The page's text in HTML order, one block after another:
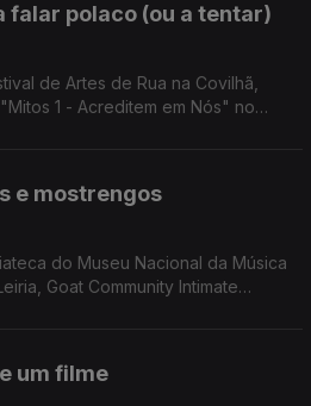
falar polaco (ou a tentar)
de Artes de Rua na Covilhã,
1 - Acreditem em Nós" no
e mostrengos
do Museu Nacional da Música
Goat Community Intimate
um filme